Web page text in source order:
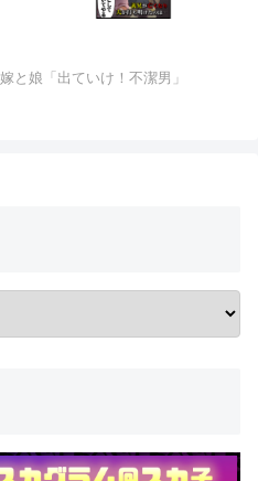
嫁と娘「出ていけ！不潔男」